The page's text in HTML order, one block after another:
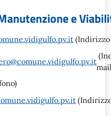
e
(Indirizzo